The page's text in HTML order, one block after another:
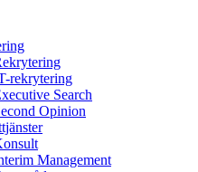
rekrytering
Search
Opinion
Management